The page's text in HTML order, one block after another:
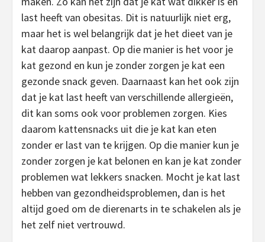
last heeft van obesitas. Dit is natuurlijk niet erg,
maar het is wel belangrijk dat je het dieet van je
kat daarop aanpast. Op die manier is het voor je
kat gezond en kun je zonder zorgen je kat een
gezonde snack geven. Daarnaast kan het ook zijn
dat je kat last heeft van verschillende allergieën,
dit kan soms ook voor problemen zorgen. Kies
daarom kattensnacks uit die je kat kan eten
zonder er last van te krijgen. Op die manier kun je
zonder zorgen je kat belonen en kan je kat zonder
problemen wat lekkers snacken. Mocht je kat last
hebben van gezondheidsproblemen, dan is het
altijd goed om de dierenarts in te schakelen als je
het zelf niet vertrouwd.